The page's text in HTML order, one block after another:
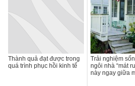
Thành quả đạt được trong
quá trình phục hồi kinh tế
Trải nghiệm
ngôi nhà “mát
này ngay giữa